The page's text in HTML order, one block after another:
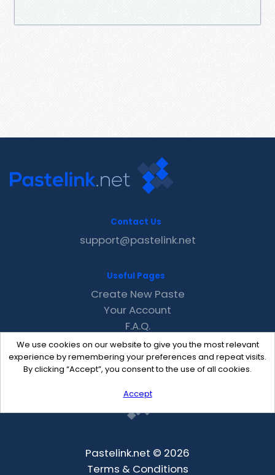
We use cookies on our website to give you the most relevant
experience by remembering your preferences and repeat visits.
By clicking “Accept”, you consent to the use of all cookies.
Accept
Contact Us
support@pastelink.net
Useful Pages
Create New Paste
Your Account
F.A.Q.
Recent
Contact
Pastelink.net © 2026
Terms & Conditions